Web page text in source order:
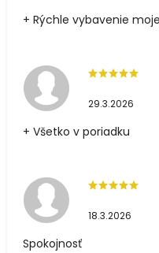
+ Rýchle vybavenie
29.3.2026
+ Všetko v poriadku
18.3.2026
Spokojnosť